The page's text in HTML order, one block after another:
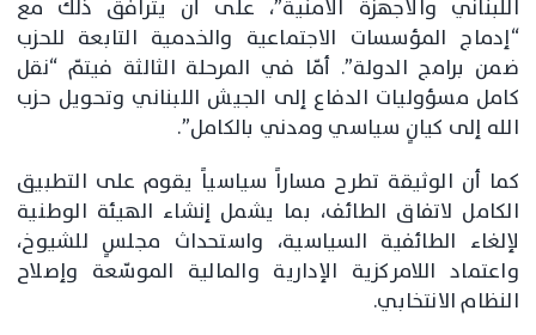
اللبناني والأجهزة الأمنية”، على أن يترافق ذلك مع
“إدماج المؤسسات الاجتماعية والخدمية التابعة للحزب
ضمن برامج الدولة”. أمّا في المرحلة الثالثة فيتمّ “نقل
كامل مسؤوليات الدفاع إلى الجيش اللبناني وتحويل حزب
الله إلى كيانٍ سياسي ومدني بالكامل”.
كما أن الوثيقة تطرح مساراً سياسياً يقوم على التطبيق
الكامل لاتفاق الطائف، بما يشمل إنشاء الهيئة الوطنية
لإلغاء الطائفية السياسية، واستحداث مجلسٍ للشيوخ،
واعتماد اللامركزية الإدارية والمالية الموسّعة وإصلاح
النظام الانتخابي.